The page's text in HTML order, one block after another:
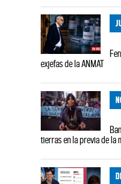
exjefas de la ANMAT
tierras en la previa de la